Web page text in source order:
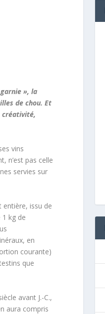
», la
de chou. Et
créativité,
vins
n’est pas celle
servies sur
entière, issu de
kg de
en
courante)
que
avant J.-C.,
aura compris